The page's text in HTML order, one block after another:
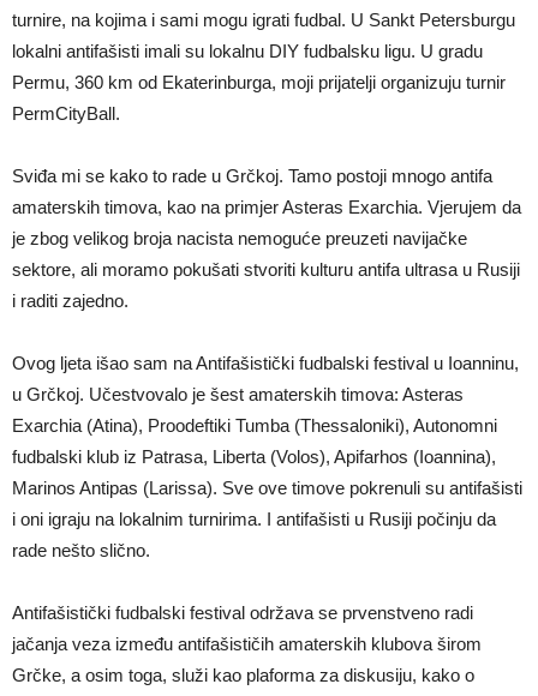
turnire, na kojima i sami mogu igrati fudbal. U Sankt Petersburgu
lokalni antifašisti imali su lokalnu DIY fudbalsku ligu. U gradu
Permu, 360 km od Ekaterinburga, moji prijatelji organizuju turnir
PermCityBall.
Sviđa mi se kako to rade u Grčkoj. Tamo postoji mnogo antifa
amaterskih timova, kao na primjer Asteras Exarchia. Vjerujem da
je zbog velikog broja nacista nemoguće preuzeti navijačke
sektore, ali moramo pokušati stvoriti kulturu antifa ultrasa u Rusiji
i raditi zajedno.
Ovog ljeta išao sam na Antifašistički fudbalski festival u Ioanninu,
u Grčkoj. Učestvovalo je šest amaterskih timova: Asteras
Exarchia (Atina), Proodeftiki Tumba (Thessaloniki), Autonomni
fudbalski klub iz Patrasa, Liberta (Volos), Apifarhos (Ioannina),
Marinos Antipas (Larissa). Sve ove timove pokrenuli su antifašisti
i oni igraju na lokalnim turnirima. I antifašisti u Rusiji počinju da
rade nešto slično.
Antifašistički fudbalski festival održava se prvenstveno radi
jačanja veza između antifašističih amaterskih klubova širom
Grčke, a osim toga, služi kao plaforma za diskusiju, kako o